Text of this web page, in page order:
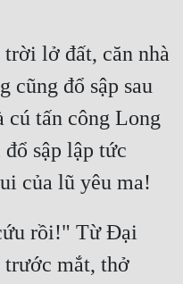
lở đất, căn nhà
cũng đổ sập sau
cú tấn công Long
sập lập tức
rồi!" Từ Đại
trước mắt, thở